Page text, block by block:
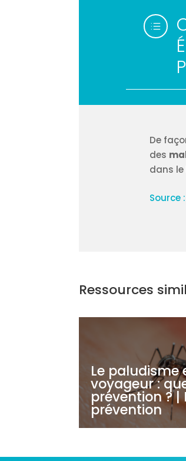
d
De
des
dans
Source
Ressources
Le paludisme
voyageur :
prévention ? |
prévention